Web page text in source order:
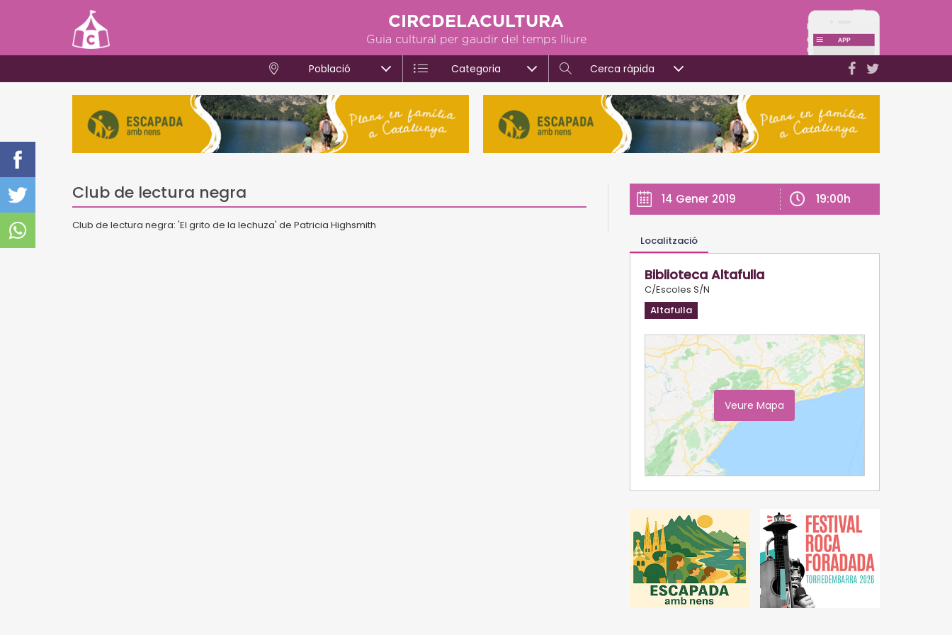
CIRCDELACULTURA
Guia cultural per gaudir del temps lliure
Població Categoria Cerca ràpida
Club de lectura negra
Club de lectura negra: 'El grito de la lechuza' de Patricia Highsmith
14 Gener 2019 19:00h
Localització
Biblioteca Altafulla
C/Escoles S/N
Altafulla
Veure Mapa